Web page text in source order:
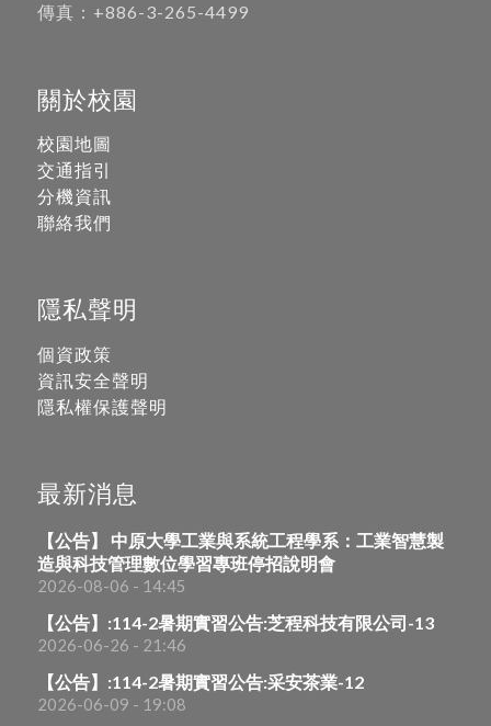
傳真：+886-3-265-4499
關於校園
校園地圖
交通指引
分機資訊
聯絡我們
隱私聲明
個資政策
資訊安全聲明
隱私權保護聲明
最新消息
【公告】 中原大學工業與系統工程學系：工業智慧製
造與科技管理數位學習專班停招說明會
2026-08-06 - 14:45
【公告】:114-2暑期實習公告:芝程科技有限公司-13
2026-06-26 - 21:46
【公告】:114-2暑期實習公告:采安茶業-12
2026-06-09 - 19:08